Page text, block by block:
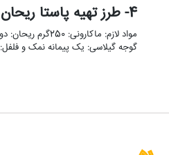
4- طرز تهیه پاستا ریحان
گوجه گیلاسی: یک پیمانه نمک و فلفل: